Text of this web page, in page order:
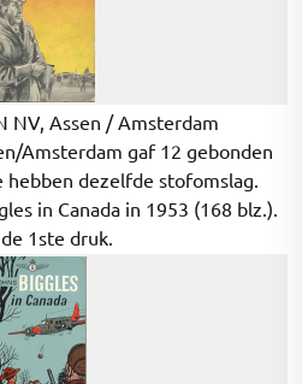
NV, Assen / Amsterdam
Amsterdam gaf 12 gebonden
hebben dezelfde stofomslag.
in Canada in 1953 (168 blz.).
1ste druk.